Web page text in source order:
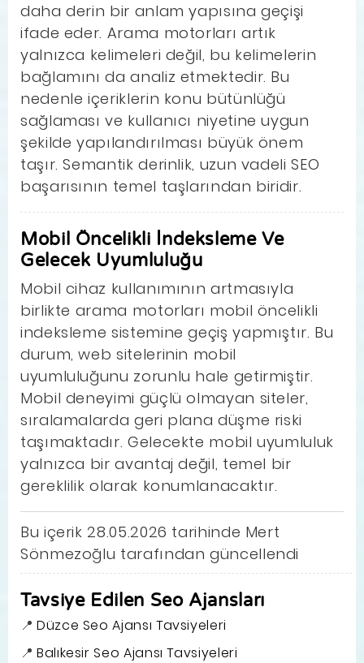
daha derin bir anlam yapısına geçişi
ifade eder. Arama motorları artık
yalnızca kelimeleri değil, bu kelimelerin
bağlamını da analiz etmektedir. Bu
nedenle içeriklerin konu bütünlüğü
sağlaması ve kullanıcı niyetine uygun
şekilde yapılandırılması büyük önem
taşır. Semantik derinlik, uzun vadeli SEO
başarısının temel taşlarından biridir.
Mobil Öncelikli İndeksleme Ve
Gelecek Uyumluluğu
Mobil cihaz kullanımının artmasıyla
birlikte arama motorları mobil öncelikli
indeksleme sistemine geçiş yapmıştır. Bu
durum, web sitelerinin mobil
uyumluluğunu zorunlu hale getirmiştir.
Mobil deneyimi güçlü olmayan siteler,
sıralamalarda geri plana düşme riski
taşımaktadır. Gelecekte mobil uyumluluk
yalnızca bir avantaj değil, temel bir
gereklilik olarak konumlanacaktır.
Bu içerik 28.05.2026 tarihinde Mert
Sönmezoğlu tarafından güncellendi
Tavsiye Edilen Seo Ajansları
Düzce Seo Ajansı Tavsiyeleri
Balıkesir Seo Ajansı Tavsiyeleri